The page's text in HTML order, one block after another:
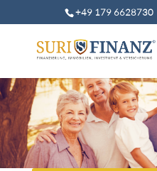
+49 179 6628730